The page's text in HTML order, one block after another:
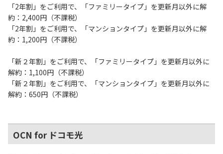
「2年割」をご利用で、「ファミリータイプ」を更新月以外に解
約：2,400円（不課税）
「2年割」をご利用で、「マンションタイプ」を更新月以外に解
約：1,200円（不課税）
「新２年割」をご利用で、「ファミリータイプ」を更新月以外に
解約：1,100円（不課税）
「新２年割」をご利用で、「マンションタイプ」を更新月以外に
解約：650円（不課税）
OCN for ドコモ光